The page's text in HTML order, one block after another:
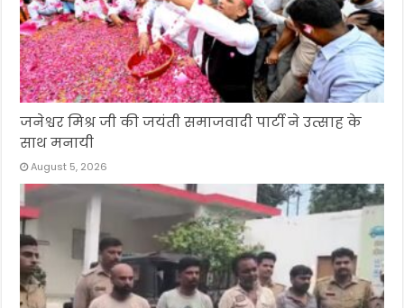
जनेश्वर मिश्र जी की जयंती समाजवादी पार्टी ने उत्साह के
साथ मनायी
August 5, 2026